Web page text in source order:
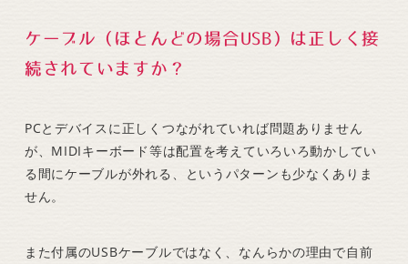
ケーブル（ほとんどの場合USB）は正しく接
続されていますか？
PCとデバイスに正しくつながれていれば問題ありません
が、MIDIキーボード等は配置を考えていろいろ動かしてい
る間にケーブルが外れる、というパターンも少なくありま
せん。
また付属のUSBケーブルではなく、なんらかの理由で自前